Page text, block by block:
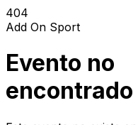
404
Add On Sport
Evento no
encontrado